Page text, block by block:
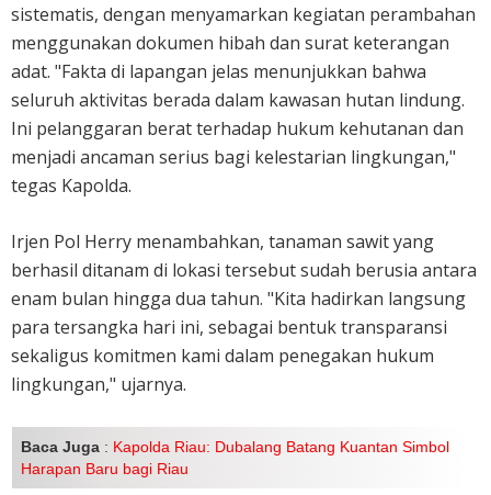
sistematis, dengan menyamarkan kegiatan perambahan
menggunakan dokumen hibah dan surat keterangan
adat. "Fakta di lapangan jelas menunjukkan bahwa
seluruh aktivitas berada dalam kawasan hutan lindung.
Ini pelanggaran berat terhadap hukum kehutanan dan
menjadi ancaman serius bagi kelestarian lingkungan,"
tegas Kapolda.
Irjen Pol Herry menambahkan, tanaman sawit yang
berhasil ditanam di lokasi tersebut sudah berusia antara
enam bulan hingga dua tahun. "Kita hadirkan langsung
para tersangka hari ini, sebagai bentuk transparansi
sekaligus komitmen kami dalam penegakan hukum
lingkungan," ujarnya.
Baca Juga : Kapolda Riau: Dubalang Batang Kuantan Simbol
Harapan Baru bagi Riau